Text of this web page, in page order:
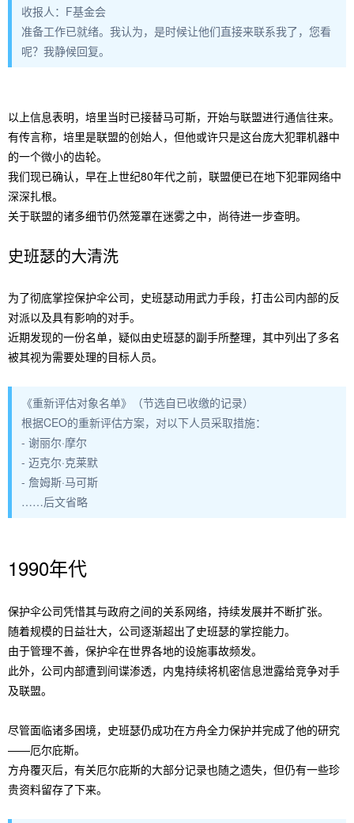
收报人：F基金会
准备工作已就绪。我认为，是时候让他们直接来联系我了，您看
呢？我静候回复。
以上信息表明，培里当时已接替马可斯，开始与联盟进行通信往来。
有传言称，培里是联盟的创始人，但他或许只是这台庞大犯罪机器中
的一个微小的齿轮。
我们现已确认，早在上世纪80年代之前，联盟便已在地下犯罪网络中
深深扎根。
关于联盟的诸多细节仍然笼罩在迷雾之中，尚待进一步查明。
史班瑟的大清洗
为了彻底掌控保护伞公司，史班瑟动用武力手段，打击公司内部的反
对派以及具有影响的对手。
近期发现的一份名单，疑似由史班瑟的副手所整理，其中列出了多名
被其视为需要处理的目标人员。
《重新评估对象名单》（节选自已收缴的记录）
根据CEO的重新评估方案，对以下人员采取措施：
- 谢丽尔·摩尔
- 迈克尔·克莱默
- 詹姆斯·马可斯
……后文省略
1990年代
保护伞公司凭惜其与政府之间的关系网络，持续发展并不断扩张。
随着规模的日益壮大，公司逐渐超出了史班瑟的掌控能力。
由于管理不善，保护伞在世界各地的设施事故频发。
此外，公司内部遭到间谍渗透，内鬼持续将机密信息泄露给竞争对手
及联盟。
尽管面临诸多困境，史班瑟仍成功在方舟全力保护并完成了他的研究
——厄尔庇斯。
方舟覆灭后，有关厄尔庇斯的大部分记录也随之遗失，但仍有一些珍
贵资料留存了下来。